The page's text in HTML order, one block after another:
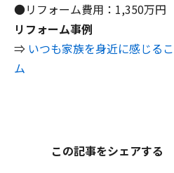
●リフォーム費用：1,350万
リフォーム事例
⇒ いつも家族を身近に感じる
ム
この記事をシェアする